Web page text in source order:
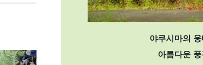
야쿠시마의
아름다운